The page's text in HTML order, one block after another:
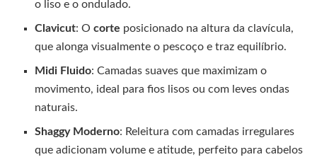
o liso e o ondulado.
Clavicut: Ocorte posicionado na altura da clavícula,
que alonga visualmente o pescoço e traz equilíbrio.
Midi Fluido: Camadas suaves que maximizam o
movimento, ideal para fios lisos ou com leves ondas
naturais.
Shaggy Moderno: Releitura com camadas irregulares
que adicionam volume e atitude, perfeito para cabelos